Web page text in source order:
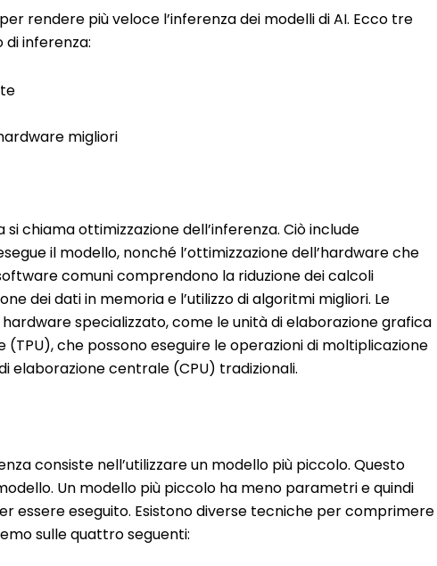
rendere più veloce l’inferenza dei modelli di AI. Ecco tre
inferenza:
migliori
chiama ottimizzazione dell’inferenza. Ciò include
il modello, nonché l’ottimizzazione dell’hardware che
comuni comprendono la riduzione dei calcoli
dei dati in memoria e l’utilizzo di algoritmi migliori. Le
specializzato, come le unità di elaborazione grafica
che possono eseguire le operazioni di moltiplicazione
elaborazione centrale (CPU) tradizionali.
consiste nell’utilizzare un modello più piccolo. Questo
Un modello più piccolo ha meno parametri e quindi
essere eseguito. Esistono diverse tecniche per comprimere
sulle quattro seguenti: